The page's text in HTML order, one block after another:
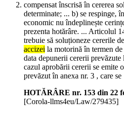
compensat înscrisă în cererea
determinate; ... b) se respinge,
economic nu îndeplinește
prezenta hotărâre. ... Articolul
trebuie să soluționeze cererile
accizei la motorină în termen
data depunerii cererii
cazul aprobării cererii se emite
prevăzut în anexa nr. 3 , care se
HOTĂRÂRE nr. 153 din 22
[Corola-llms4eu/Law/279435]